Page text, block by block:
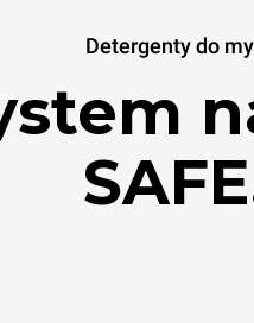
Detergenty do